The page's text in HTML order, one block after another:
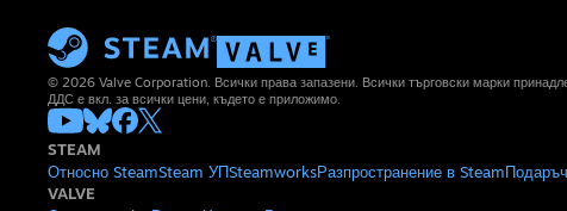
© 2026 Valve Corporation. Всички права запазени. Всички търговски марки
ДДС е вкл. за всички цени, където е приложимо.
STEAM
Относно SteamSteam УПSteamworksРазпространение в Steam
VALVE